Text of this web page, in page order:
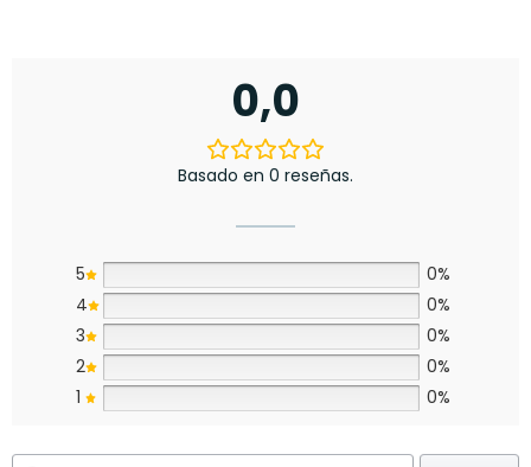
0,0
Basado en 0 reseñas.
5
0%
4
0%
3
0%
2
0%
1
0%